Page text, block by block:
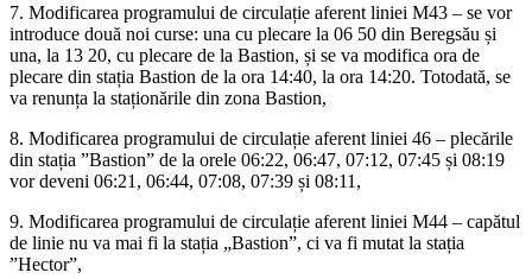
7. Modificarea programului de circulație aferent liniei M43 – se vor
introduce două noi curse: una cu plecare la 06 50 din Beregsău și
una, la 13 20, cu plecare de la Bastion, și se va modifica ora de
plecare din stația Bastion de la ora 14:40, la ora 14:20. Totodată, se
va renunța la staționările din zona Bastion,
8. Modificarea programului de circulație aferent liniei 46 – plecările
din stația ”Bastion” de la orele 06:22, 06:47, 07:12, 07:45 și 08:19
vor deveni 06:21, 06:44, 07:08, 07:39 și 08:11,
9. Modificarea programului de circulație aferent liniei M44 – capătul
de linie nu va mai fi la stația „Bastion”, ci va fi mutat la stația
”Hector”,